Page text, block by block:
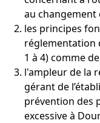
au
les principes
réglementation
1 à 4) comme
l'ampleur de la
gérant de
prévention des
excessive à